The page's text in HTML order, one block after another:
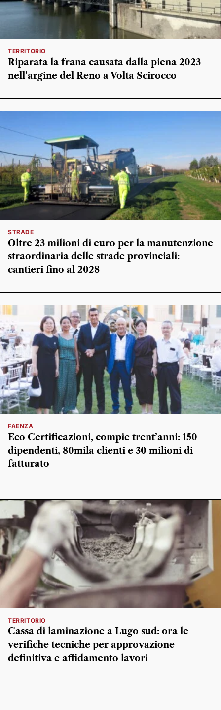
TERRITORIO
Riparata la frana causata dalla piena 2023
nell’argine del Reno a Volta Scirocco
STRADE
Oltre 23 milioni di euro per la manutenzione
straordinaria delle strade provinciali:
cantieri fino al 2028
FAENZA
Eco Certificazioni, compie trent’anni: 150
dipendenti, 80mila clienti e 30 milioni di
fatturato
TERRITORIO
Cassa di laminazione a Lugo sud: ora le
verifiche tecniche per approvazione
definitiva e affidamento lavori